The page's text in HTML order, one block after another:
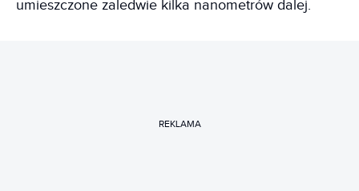
umieszczone zaledwie kilka nanometrów dalej.
REKLAMA